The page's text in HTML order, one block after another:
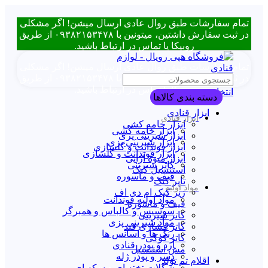
تمام سفارشات طبق روال عادی ارسال میشن! اگر مشکلی
در ثبت سفارش داشتین، میتونین با ۰۹۳۸۲۱۵۳۴۷۸ از طریق
روبیکا یا تماس در ارتباط باشید.
تمام سفارشات طبق روال عادی ارسال میشن! اگر مشکلی
روبیکا یا تماس در ارتباط باشید.انتخاب دسته بندی
ابزار قنادی
ابزار خامه کشی
ابزار شیرینی پزی
ابزار فوندانت و گلسازی
ابزار میوه آرایی
استنسیل کیک
تاپر کیک
زیر کیک ام دی اف
قیف و ماسوره
کاتر شیرینی
کاتر فشاری قند
کاتر کوکی
مش استنسیل
اقلام تم تولد
دسته بندی کالاها
ابزار قنادی
ابزار خامه کشی
ابزار شیرینی پزی
ابزار فوندانت و گلسازی
کاتر شیرینی
قیف و ماسوره
مواد اولیه
مواد اولیه فوندانت
سوسیس و کالباس و همبرگر
مواد شیرینی پزی
رنگ ها و اسانس ها
آرد و پودر قنادی
دسر و پودر ژله